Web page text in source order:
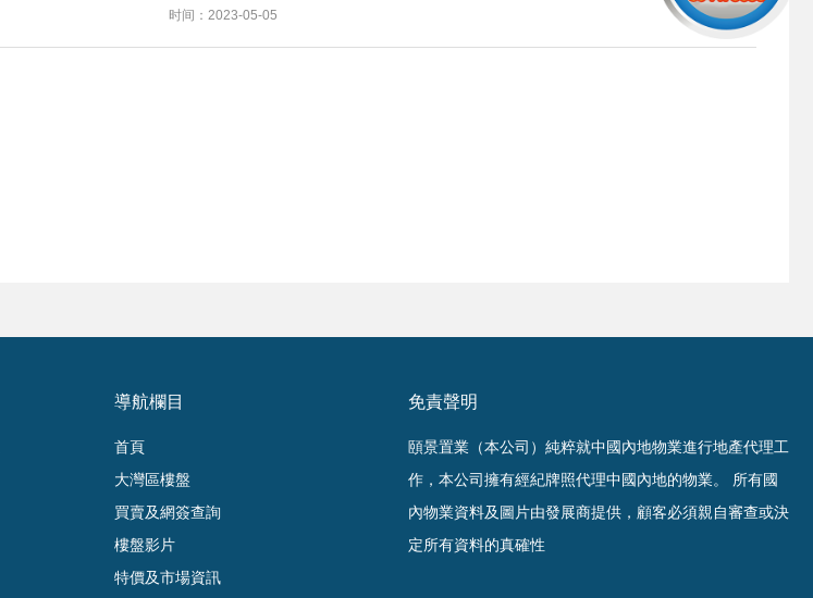
时间：2023-05-05
導航欄目
首頁
大灣區樓盤
買賣及網簽查詢
樓盤影片
特價及市場資訊
免責聲明
頤景置業（本公司）純粹就中國內地物業進行地產代理工
作，本公司擁有經紀牌照代理中國內地的物業。 所有國
內物業資料及圖片由發展商提供，顧客必須親自審查或決
定所有資料的真確性